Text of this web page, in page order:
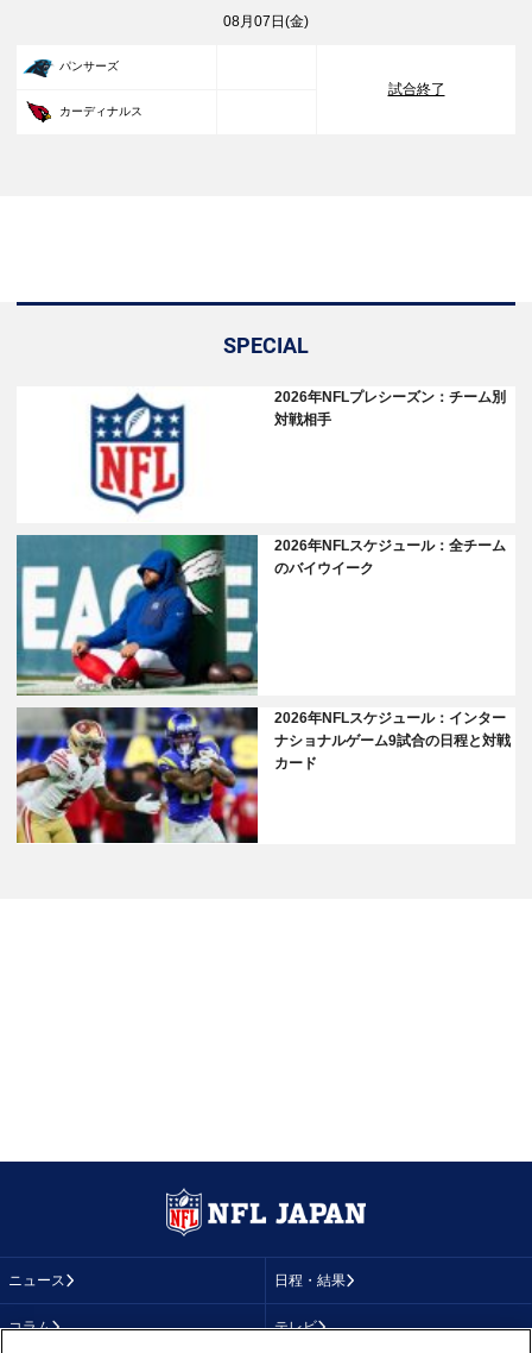
08月07日(金)
パンサーズ
試合終了
カーディナルス
SPECIAL
2026年NFLプレシーズン：チーム別
対戦相手
2026年NFLスケジュール：全チーム
のバイウイーク
2026年NFLスケジュール：インター
ナショナルゲーム9試合の日程と対戦
カード
ニュース 日程・結果
コラム テレビ